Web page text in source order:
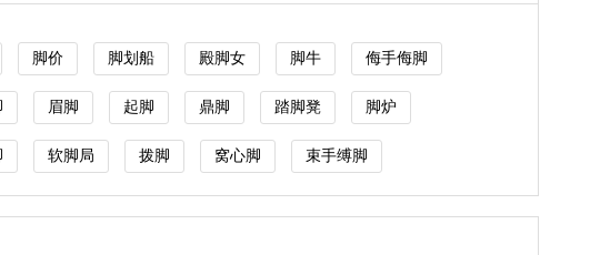
脚价 脚划船 殿脚女 脚牛 侮手侮脚
眉脚 起脚 鼎脚 踏脚凳 脚炉
软脚局 拨脚 窝心脚 束手缚脚